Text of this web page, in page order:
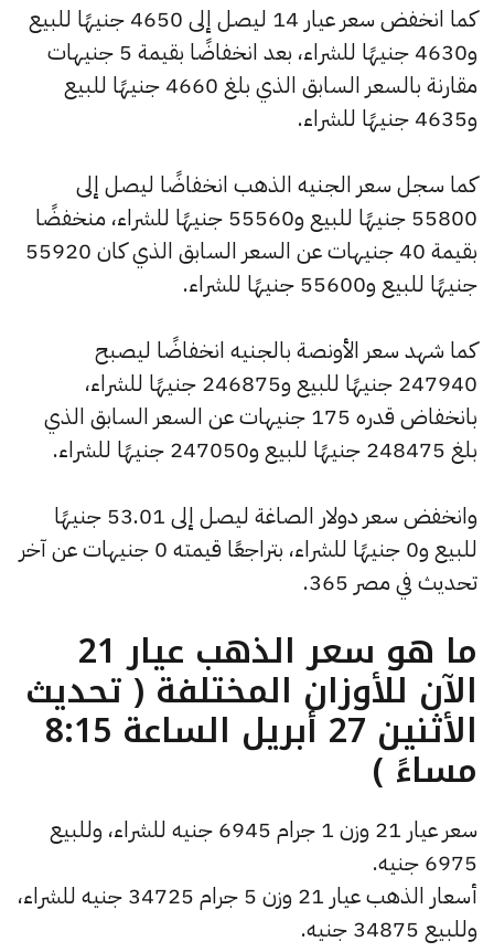
كما انخفض سعر عيار 14 ليصل إلى 4650 جنيهًا للبيع
و4630 جنيهًا للشراء، بعد انخفاضًا بقيمة 5 جنيهات
مقارنة بالسعر السابق الذي بلغ 4660 جنيهًا للبيع
و4635 جنيهًا للشراء.
كما سجل سعر الجنيه الذهب انخفاضًا ليصل إلى
55800 جنيهًا للبيع و55560 جنيهًا للشراء، منخفضًا
بقيمة 40 جنيهات عن السعر السابق الذي كان 55920
جنيهًا للبيع و55600 جنيهًا للشراء.
كما شهد سعر الأونصة بالجنيه انخفاضًا ليصبح
247940 جنيهًا للبيع و246875 جنيهًا للشراء،
بانخفاض قدره 175 جنيهات عن السعر السابق الذي
بلغ 248475 جنيهًا للبيع و247050 جنيهًا للشراء.
وانخفض سعر دولار الصاغة ليصل إلى 53.01 جنيهًا
للبيع و0 جنيهًا للشراء، بتراجعًا قيمته 0 جنيهات عن آخر
تحديث في مصر 365.
ما هو سعر الذهب عيار 21
الآن للأوزان المختلفة ( تحديث
الأثنين 27 أبريل الساعة 8:15
مساءً )
سعر عيار 21 وزن 1 جرام 6945 جنيه للشراء، وللبيع
6975 جنيه.
أسعار الذهب عيار 21 وزن 5 جرام 34725 جنيه للشراء،
وللبيع 34875 جنيه.